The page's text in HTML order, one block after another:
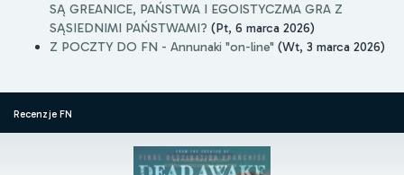
SĄ GREANICE, PAŃSTWA I EGOISTYCZMA GRA Z
SĄSIEDNIMI PAŃSTWAMI? (Pt, 6 marca 2026)
Z POCZTY DO FN - Annunaki "on-line" (Wt, 3 marca 2026)
Recenzje FN